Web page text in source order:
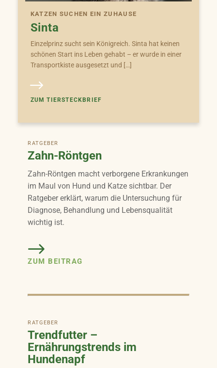
KATZEN SUCHEN EIN ZUHAUSE
Sinta
Einzelprinz sucht sein Königreich. Sinta hat keinen
schönen Start ins Leben gehabt – er wurde in einer
Transportkiste ausgesetzt und […]
ZUM TIERSTECKBRIEF
RATGEBER
Zahn-Röntgen
Zahn-Röntgen macht verborgene Erkrankungen
im Maul von Hund und Katze sichtbar. Der
Ratgeber erklärt, warum die Untersuchung für
Diagnose, Behandlung und Lebensqualität
wichtig ist.
ZUM BEITRAG
RATGEBER
Trendfutter –
Ernährungstrends im
Hundenapf